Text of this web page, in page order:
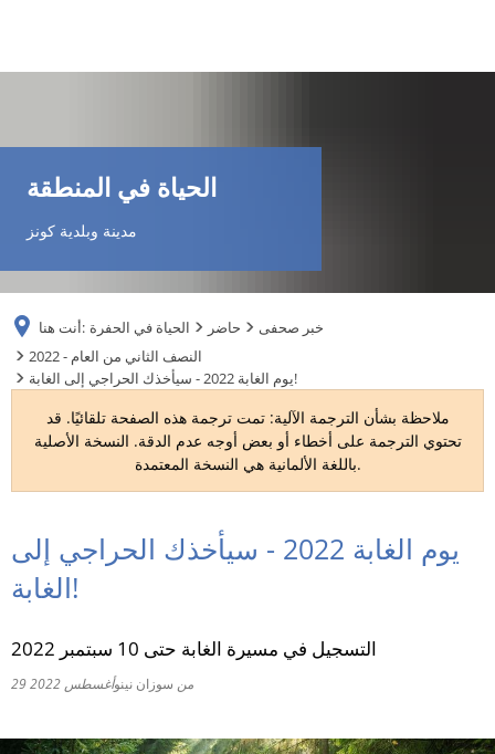
TR
RU
الحياة في المنطقة
مدينة وبلدية كونز
أنت هنا: الحياة في الحفرة حاضر
خبر صحفى
2022 - النصف الثاني من العام
يوم الغابة 2022 - سيأخذك الحراجي إلى الغابة!
ملاحظة بشأن الترجمة الآلية: تمت ترجمة هذه الصفحة تلقائيًا. قد
تحتوي الترجمة على أخطاء أو بعض أوجه عدم الدقة. النسخة الأصلية
باللغة الألمانية هي النسخة المعتمدة.
يوم الغابة 2022 - سيأخذك الحراجي إلى
الغابة!
التسجيل في مسيرة الغابة حتى 10 سبتمبر 2022
29 أغسطس 2022 من سوزان نينو